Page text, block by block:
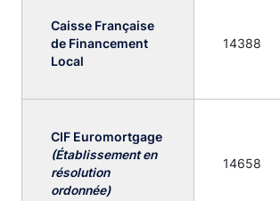
Caisse Française
de Financement
Local
14388
CIF Euromortgage
(Établissement en
résolution
ordonnée)
14658